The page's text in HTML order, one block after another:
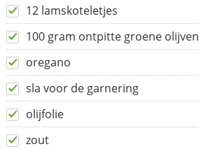
12 lamskoteletjes
100 gram ontpitte groene olijven
oregano
sla voor de garnering
olijfolie
zout